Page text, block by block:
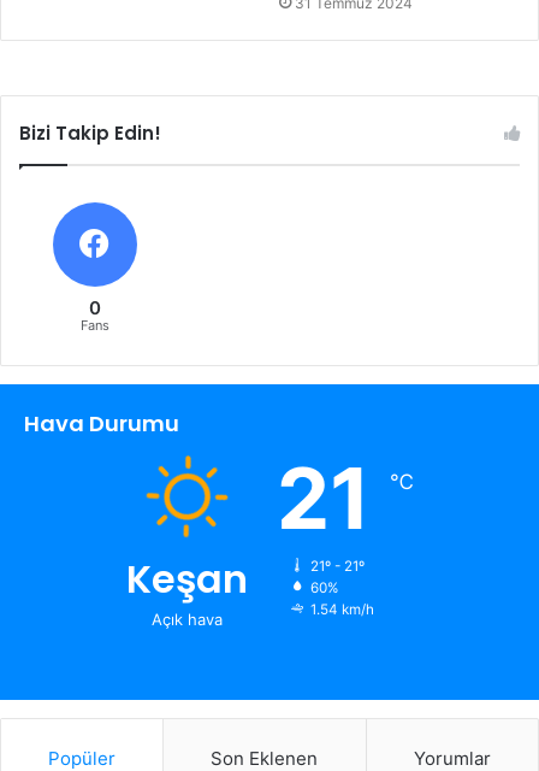
Bizi Takip Edin!
0
Fans
Hava Durumu
Keşan
Açık hava
21 ℃
21º - 21º
60%
1.54 km/h
Popüler Son Eklenen Yorumlar